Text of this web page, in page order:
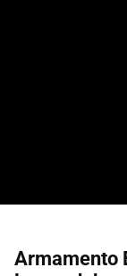
Armamento